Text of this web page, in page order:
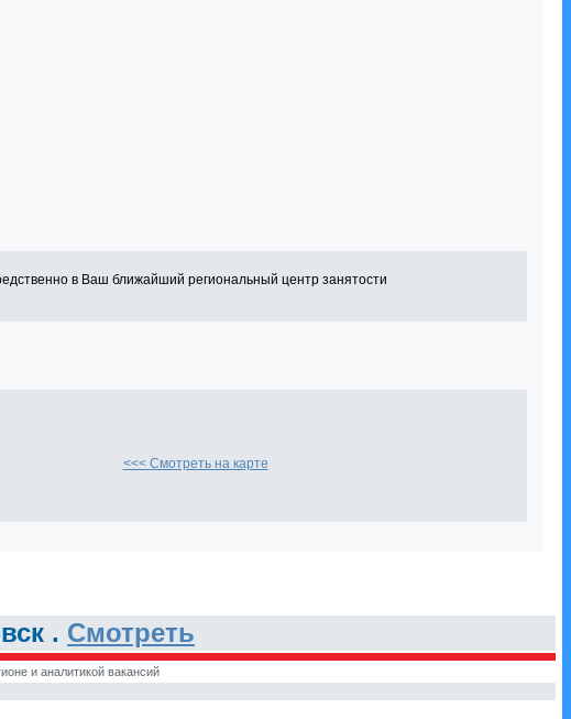
в Ваш ближайший региональный центр занятости
<<< Смотреть на карте
. Смотреть
и аналитикой вакансий